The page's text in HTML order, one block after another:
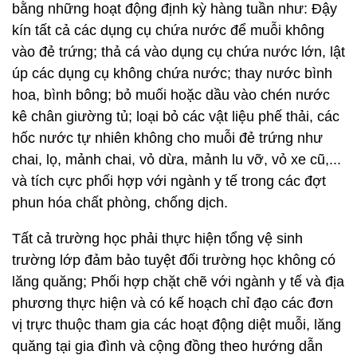
bằng những hoạt động định kỳ hàng tuần như: Đậy
kín tất cả các dụng cụ chứa nước để muỗi không
vào đẻ trứng; thả cá vào dụng cụ chứa nước lớn, lật
úp các dụng cụ không chứa nước; thay nước bình
hoa, bình bông; bỏ muối hoặc dầu vào chén nước
kê chân giường tủ; loại bỏ các vật liệu phế thải, các
hốc nước tự nhiên không cho muỗi đẻ trứng như
chai, lọ, mảnh chai, vỏ dừa, mảnh lu vỡ, vỏ xe cũ,...
và tích cực phối hợp với ngành y tế trong các đợt
phun hóa chất phòng, chống dịch.
Tất cả trường học phải thực hiện tổng vệ sinh
trường lớp đảm bảo tuyệt đối trường học không có
lăng quăng; Phối hợp chặt chẽ với ngành y tế và địa
phương thực hiện và có kế hoạch chỉ đạo các đơn
vị trực thuộc tham gia các hoạt động diệt muỗi, lăng
quăng tại gia đình và cộng đồng theo hướng dẫn